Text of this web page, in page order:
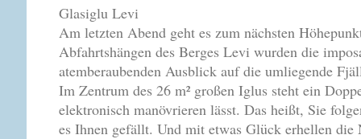
Glasiglu Levi
Am letzten Abend geht es zum nächsten
Abfahrtshängen des Berges Levi wurden die
atemberaubenden Ausblick auf die umliegende
Im Zentrum des 26 m² großen Iglus steht ein
elektronisch manövrieren lässt. Das heißt, Sie
es Ihnen gefällt. Und mit etwas Glück erhellen